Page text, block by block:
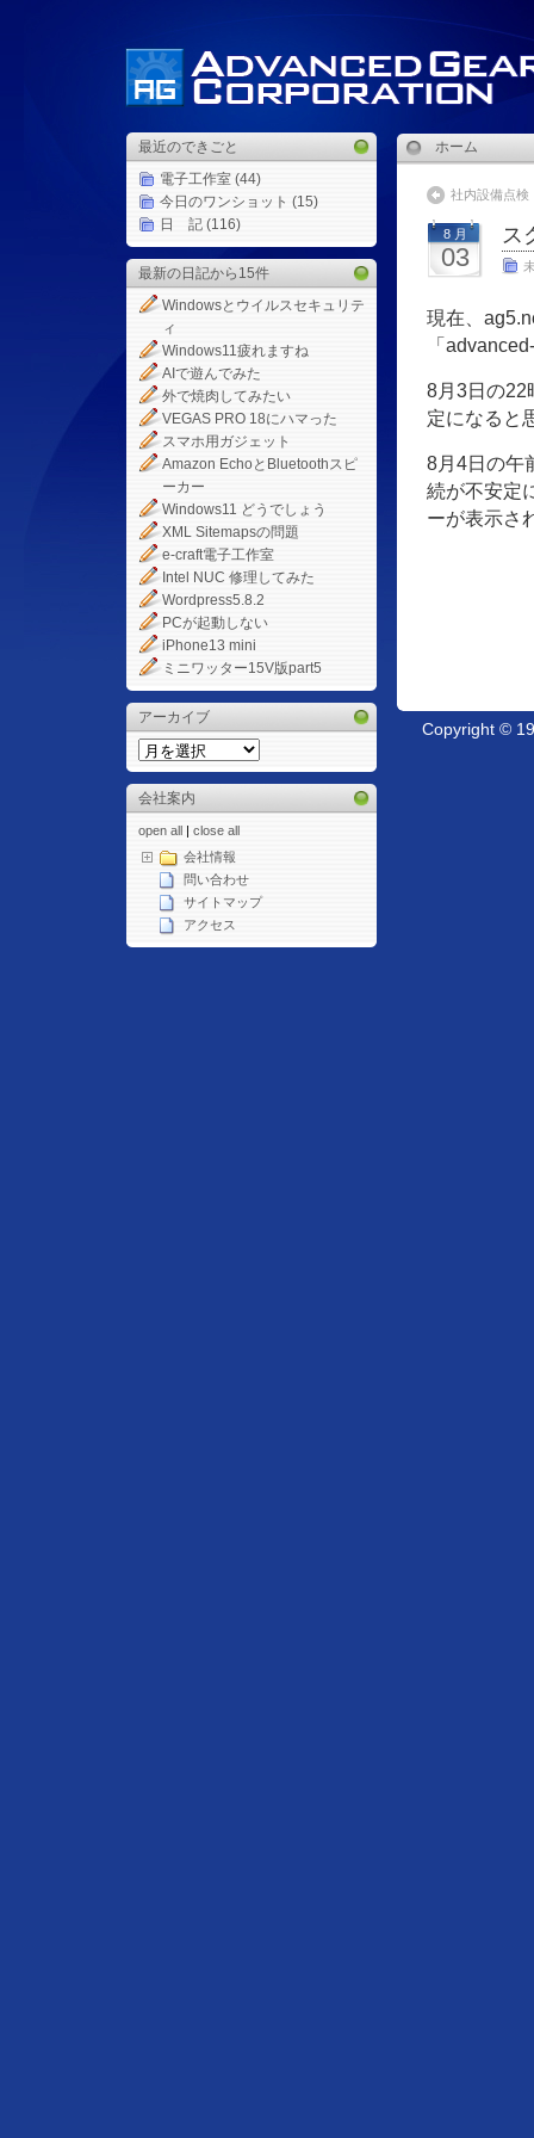
最近のできごと
電子工作室 (44)
今日のワンショット (15)
日 記 (116)
最新の日記から15件
Windowsとウイルスセキュリテ
ィ
Windows11疲れますね
AIで遊んでみた
外で焼肉してみたい
VEGAS PRO 18にハマった
スマホ用ガジェット
Amazon EchoとBluetoothスピ
ーカー
Windows11 どうでしょう
XML Sitemapsの問題
e-craft電子工作室
Intel NUC 修理してみた
Wordpress5.8.2
PCが起動しない
iPhone13 mini
ミニワッター15V版part5
アーカイブ
会社案内
open all | close all
会社情報
問い合わせ
サイトマップ
アクセス
ホーム
社内設備点検
8 月
03
ス
現在、
「
8月3日の22
定になると
8月4日の午
続が不安定
ーが表示さ
Copyright ©